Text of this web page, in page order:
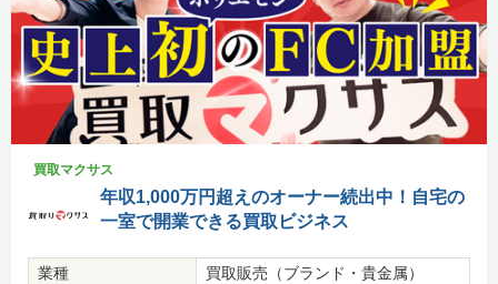
買取マクサス
年収1,000万円超えのオーナー続出中！自宅の
一室で開業できる買取ビジネス
業種
買取販売（ブランド・貴金属）